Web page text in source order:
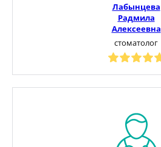
Лабынцева
Радмила
Алексеевна
стоматолог